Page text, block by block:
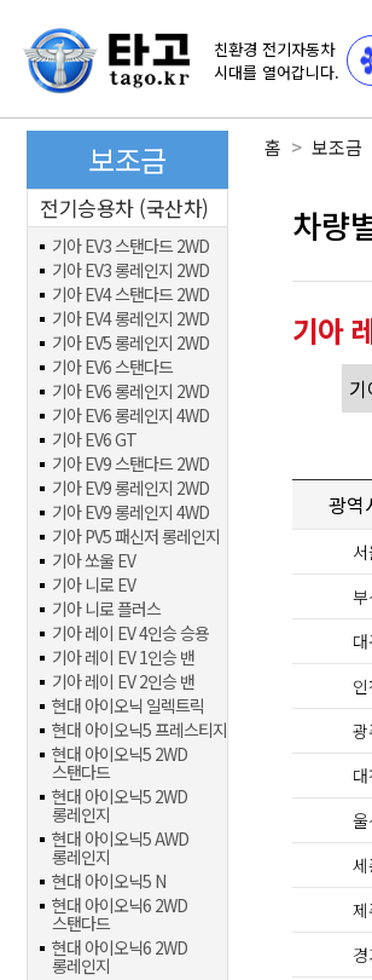
친환경 전기자동차
시대를 열어갑니다.
홈 보조금
보조금
전기승용차 (국산차)
기아 EV3 스탠다드 2WD
기아 EV3 롱레인지 2WD
기아 EV4 스탠다드 2WD
기아 EV4 롱레인지 2WD
기아 EV5 롱레인지 2WD
기아 EV6 스탠다드
기아 EV6 롱레인지 2WD
기아 EV6 롱레인지 4WD
기아 EV6 GT
기아 EV9 스탠다드 2WD
기아 EV9 롱레인지 2WD
기아 EV9 롱레인지 4WD
기아 PV5 패신저 롱레인지
기아 쏘울 EV
기아 니로 EV
기아 니로 플러스
기아 레이 EV 4인승 승용
기아 레이 EV 1인승 밴
기아 레이 EV 2인승 밴
현대 아이오닉 일렉트릭
현대 아이오닉5 프레스티지
현대 아이오닉5 2WD
스탠다드
현대 아이오닉5 2WD
롱레인지
현대 아이오닉5 AWD
롱레인지
현대 아이오닉5 N
현대 아이오닉6 2WD
스탠다드
현대 아이오닉6 2WD
롱레인지
차량
기아
광역
인
광
대
세
제
경